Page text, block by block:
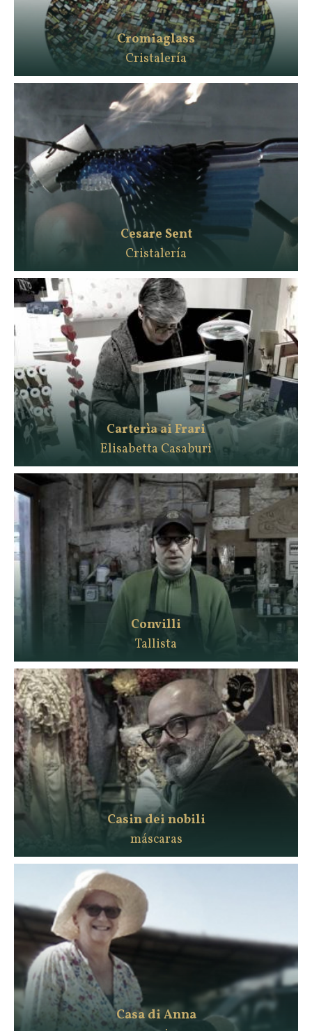
Cromiaglass
Cristalería
Cesare Sent
Cristalería
Carterìa ai Frari
Elisabetta Casaburi
Convilli
Tallista
Casin dei nobili
máscaras
Casa di Anna